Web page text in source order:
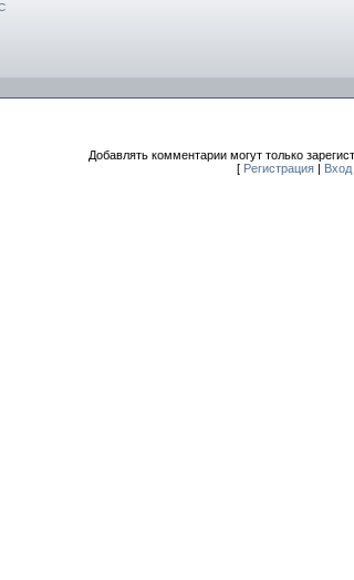
Добавлять комментарии могут только
[ Регистрация Вход